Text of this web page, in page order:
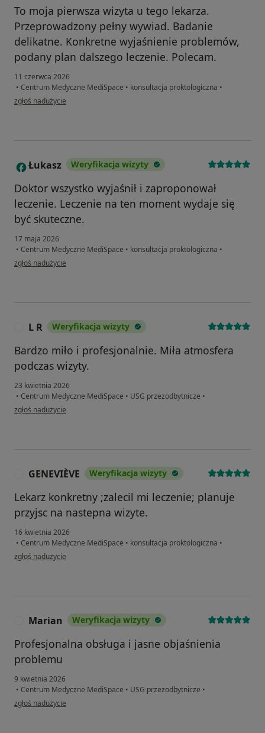
To moja pierwsza wizyta u tego lekarza.
Przeprowadzony pełny wywiad. Badanie
delikatne. Konkretne wyjaśnienie problemów,
podany plan dalszego leczenie. Polecam.
11 czerwca 2026
• Centrum Medyczne MediSpace • konsultacja proktologiczna •
w opinii użytkownika Małgorzata
zgłoś nadużycie
Ł Łukasz Weryfikacja wizyty
Doktor wszystko wyjaśnił i zaproponował
leczenie. Leczenie na ten moment wydaje się
być skuteczne.
17 maja 2026
• Centrum Medyczne MediSpace • konsultacja proktologiczna •
w opinii użytkownika Łukasz
zgłoś nadużycie
L R Weryfikacja wizyty
Bardzo miło i profesjonalnie. Miła atmosfera
podczas wizyty.
23 kwietnia 2026
• Centrum Medyczne MediSpace • USG przezodbytnicze •
w opinii użytkownika L R
zgłoś nadużycie
GENEVIÈVE Weryfikacja wizyty
Lekarz konkretny ;zalecil mi leczenie; planuje
przyjsc na nastepna wizyte.
16 kwietnia 2026
• Centrum Medyczne MediSpace • konsultacja proktologiczna •
w opinii użytkownika GENEVIÈVE
zgłoś nadużycie
Marian Weryfikacja wizyty
Profesjonalna obsługa i jasne objaśnienia
problemu
9 kwietnia 2026
• Centrum Medyczne MediSpace • USG przezodbytnicze •
w opinii użytkownika Marian
zgłoś nadużycie